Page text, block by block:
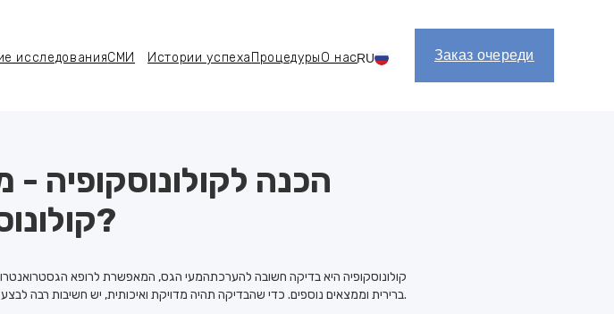
Заказ очереди
RU
О нас
Процедуры
Истории успеха
СМИ
исследования
הכנה לקולונוסקופיה
קולונוסקופיה?
קולונוסקופיה היא בדיקה חשובה להערכתהמעי הגס, המאפשרת לרופא
ברירית וממצאים נוספים. כדי שהבדיקה תהיה מדויקת ואיכותית, יש חשיבות רבה לבצע הכנה לקולונוסקופיה.